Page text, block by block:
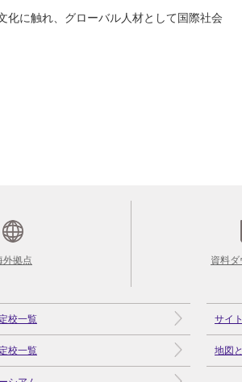
化に触れ、グローバル人材として国際社会
外拠点 資料
校一覧
校一覧
サイ
地図